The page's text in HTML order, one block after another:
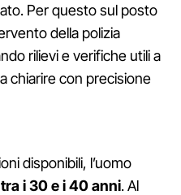
Per questo sul posto
della polizia
rilievi e verifiche utili a
chiarire con precisione
disponibili, l’uomo
i 30 e i 40 anni. Al